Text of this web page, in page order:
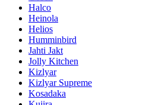
Halco
Heinola
Helios
Humminbird
Jahti Jakt
Jolly Kitchen
Kizlyar
Kizlyar Supreme
Kosadaka